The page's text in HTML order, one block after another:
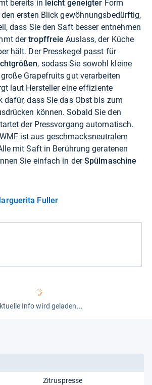
bereits in leicht geneigter Form
ersten Blick gewöhnungsbedürftig,
dass Sie den Saft besser entnehmen
dertropffreie Auslass, der Küche
hält. Der Presskegel passt für
, sodass Sie sowohl kleine
Grapefruits gut verarbeiten
laut Hersteller eine effiziente
dafür, dass Sie das Obst bis zum
können. Sobald Sie den
der Pressvorgang automatisch.
ist aus geschmacksneutralem
mit Saft in Berührung geratenen
Sie einfach in derSpülmaschine
Fuller
Info wird geladen...
Zitruspresse